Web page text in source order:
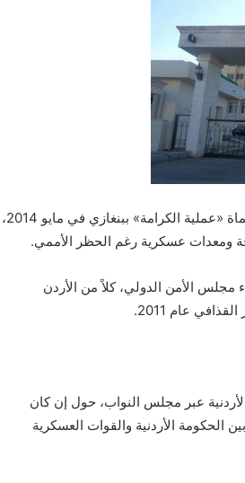
التقرير موثق بتقارير من الأمم المتحدة، فمنذ بدء حملة خليفة حفتر العسكرية المسماة «عملية الكرامة» ببنغازي في مايو 2014،
ومعدات عسكرية رغم الحظر الأممي.
مجلس الأمن الدولي، كلاً من الأردن
عام 2011.
عبر مجلس النواب، حول إن كان
الحكومة الأردنية والقوات العسكرية